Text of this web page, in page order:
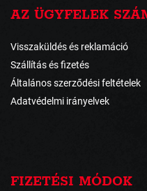
AZ ÜGYFELEK
Visszaküldés és reklamáció
Szállítás és fizetés
Általános szerződési feltételek
Adatvédelmi irányelvek
FIZETÉSI MÓDOK